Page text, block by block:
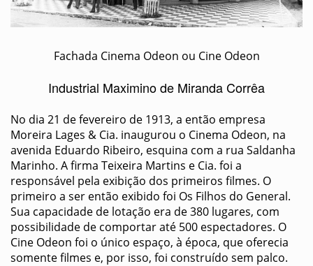
Fachada Cinema Odeon ou Cine Odeon
Industrial Maximino de Miranda Corrêa
No dia 21 de fevereiro de 1913, a então empresa
Moreira Lages & Cia. inaugurou o Cinema Odeon, na
avenida Eduardo Ribeiro, esquina com a rua Saldanha
Marinho. A firma Teixeira Martins e Cia. foi a
responsável pela exibição dos primeiros filmes. O
primeiro a ser então exibido foi Os Filhos do General.
Sua capacidade de lotação era de 380 lugares, com
possibilidade de comportar até 500 espectadores. O
Cine Odeon foi o único espaço, à época, que oferecia
somente filmes e, por isso, foi construído sem palco.